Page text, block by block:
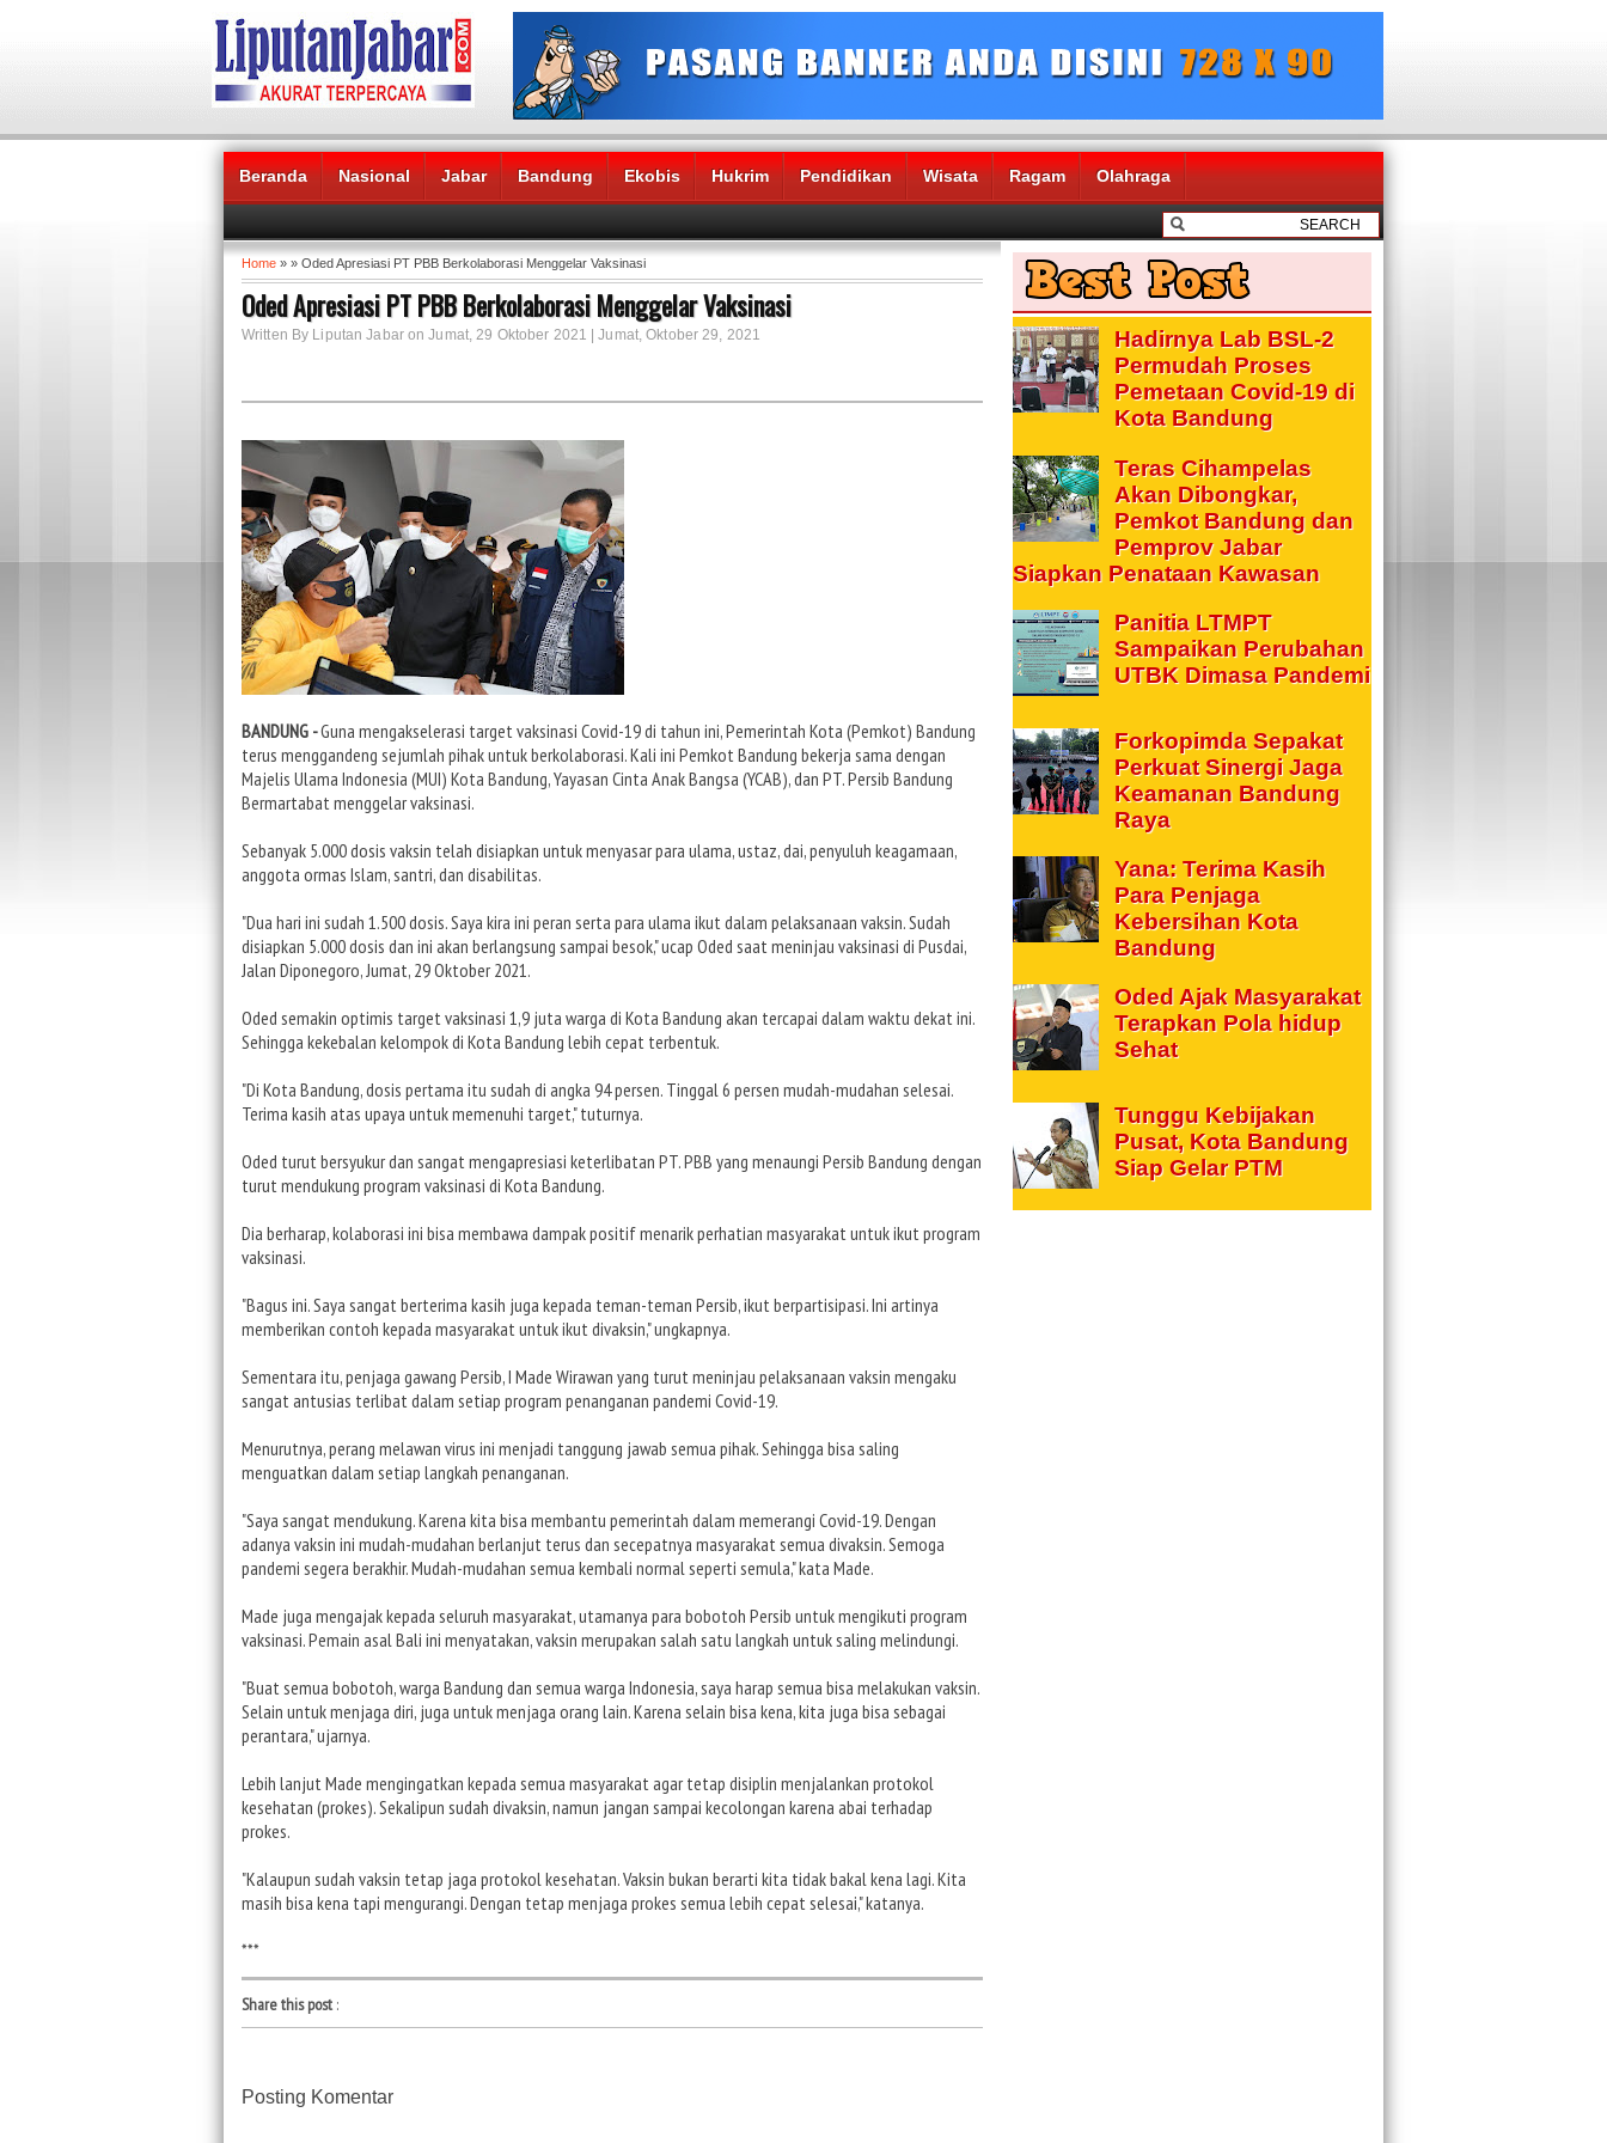
Beranda Nasional Jabar Bandung Ekobis Hukrim Pendidikan Wisata Ragam Olahraga
Headlines News :
Home » » Oded Apresiasi PT PBB Berkolaborasi Menggelar Vaksinasi
Oded Apresiasi PT PBB Berkolaborasi Menggelar Vaksinasi
Written By Liputan Jabar on Jumat, 29 Oktober 2021 | Jumat, Oktober 29, 2021
BANDUNG -Guna mengakselerasi target vaksinasi Covid-19 di tahun ini, Pemerintah Kota (Pemkot) Bandung
terus menggandeng sejumlah pihak untuk berkolaborasi. Kali ini Pemkot Bandung bekerja sama dengan
Majelis Ulama Indonesia (MUI) Kota Bandung, Yayasan Cinta Anak Bangsa (YCAB), dan PT. Persib Bandung
Bermartabat menggelar vaksinasi.
Sebanyak 5.000 dosis vaksin telah disiapkan untuk menyasar para ulama, ustaz, dai, penyuluh keagamaan,
anggota ormas Islam, santri, dan disabilitas.
"Dua hari ini sudah 1.500 dosis. Saya kira ini peran serta para ulama ikut dalam pelaksanaan vaksin. Sudah
disiapkan 5.000 dosis dan ini akan berlangsung sampai besok," ucap Oded saat meninjau vaksinasi di Pusdai,
Jalan Diponegoro, Jumat, 29 Oktober 2021.
Oded semakin optimis target vaksinasi 1,9 juta warga di Kota Bandung akan tercapai dalam waktu dekat ini.
Sehingga kekebalan kelompok di Kota Bandung lebih cepat terbentuk.
"Di Kota Bandung, dosis pertama itu sudah di angka 94 persen. Tinggal 6 persen mudah-mudahan selesai.
Terima kasih atas upaya untuk memenuhi target," tuturnya.
Oded turut bersyukur dan sangat mengapresiasi keterlibatan PT. PBB yang menaungi Persib Bandung dengan
turut mendukung program vaksinasi di Kota Bandung.
Dia berharap, kolaborasi ini bisa membawa dampak positif menarik perhatian masyarakat untuk ikut program
vaksinasi.
"Bagus ini. Saya sangat berterima kasih juga kepada teman-teman Persib, ikut berpartisipasi. Ini artinya
memberikan contoh kepada masyarakat untuk ikut divaksin," ungkapnya.
Sementara itu, penjaga gawang Persib, I Made Wirawan yang turut meninjau pelaksanaan vaksin mengaku
sangat antusias terlibat dalam setiap program penanganan pandemi Covid-19.
Menurutnya, perang melawan virus ini menjadi tanggung jawab semua pihak. Sehingga bisa saling
menguatkan dalam setiap langkah penanganan.
"Saya sangat mendukung. Karena kita bisa membantu pemerintah dalam memerangi Covid-19. Dengan
adanya vaksin ini mudah-mudahan berlanjut terus dan secepatnya masyarakat semua divaksin. Semoga
pandemi segera berakhir. Mudah-mudahan semua kembali normal seperti semula," kata Made.
Made juga mengajak kepada seluruh masyarakat, utamanya para bobotoh Persib untuk mengikuti program
vaksinasi. Pemain asal Bali ini menyatakan, vaksin merupakan salah satu langkah untuk saling melindungi.
"Buat semua bobotoh, warga Bandung dan semua warga Indonesia, saya harap semua bisa melakukan vaksin.
Selain untuk menjaga diri, juga untuk menjaga orang lain. Karena selain bisa kena, kita juga bisa sebagai
perantara," ujarnya.
Lebih lanjut Made mengingatkan kepada semua masyarakat agar tetap disiplin menjalankan protokol
kesehatan (prokes). Sekalipun sudah divaksin, namun jangan sampai kecolongan karena abai terhadap
prokes.
"Kalaupun sudah vaksin tetap jaga protokol kesehatan. Vaksin bukan berarti kita tidak bakal kena lagi. Kita
masih bisa kena tapi mengurangi. Dengan tetap menjaga prokes semua lebih cepat selesai," katanya.
***
Share this post:
Posting Komentar
Hadirnya Lab BSL-2
Permudah Proses
Pemetaan Covid-19 di
Kota Bandung
Teras Cihampelas
Akan Dibongkar,
Pemkot Bandung dan
Pemprov Jabar
Siapkan Penataan Kawasan
Panitia LTMPT
Sampaikan Perubahan
UTBK Dimasa Pandemi
Forkopimda Sepakat
Perkuat Sinergi Jaga
Keamanan Bandung
Raya
Yana: Terima Kasih
Para Penjaga
Kebersihan Kota
Bandung
Oded Ajak Masyarakat
Terapkan Pola hidup
Sehat
Tunggu Kebijakan
Pusat, Kota Bandung
Siap Gelar PTM